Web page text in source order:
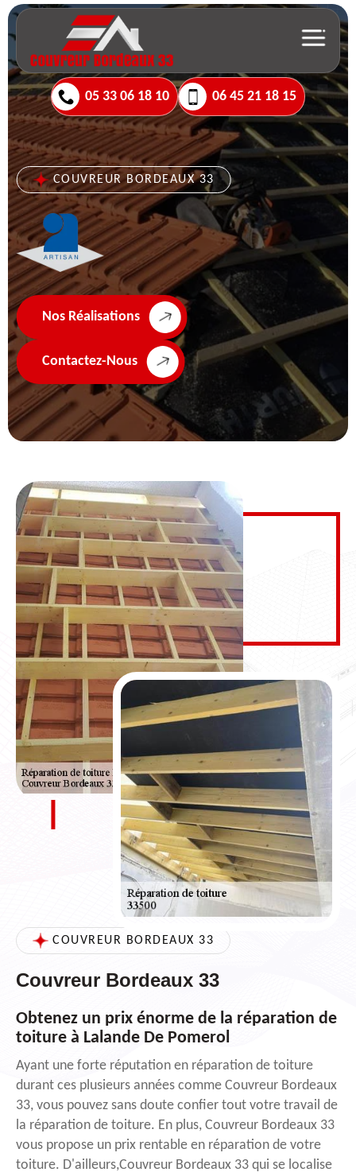
05 33 06 18 10 06 45 21 18 15
COUVREUR BORDEAUX 33
Nos Réalisations
Contactez-Nous
COUVREUR BORDEAUX 33
Couvreur Bordeaux 33
Obtenez un prix énorme de la réparation de
toiture à Lalande De Pomerol
Ayant une forte réputation en réparation de toiture
durant ces plusieurs années comme Couvreur Bordeaux
33, vous pouvez sans doute confier tout votre travail de
la réparation de toiture. En plus, Couvreur Bordeaux 33
vous propose un prix rentable en réparation de votre
toiture. D'ailleurs,Couvreur Bordeaux 33 qui se localise